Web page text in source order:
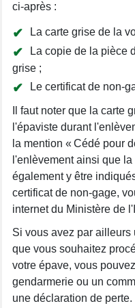
ci-après :
La carte grise de la
La copie de la pièce
grise ;
Le certificat de non-
Il faut noter que la carte
l'épaviste durant
la mention « Cédé pour
l'enlèvement ainsi que
également y être
certificat de non-gage,
internet du Ministère de
Si vous avez par ailleurs
que vous souhaitez
votre épave, vous
gendarmerie ou un
une déclaration de